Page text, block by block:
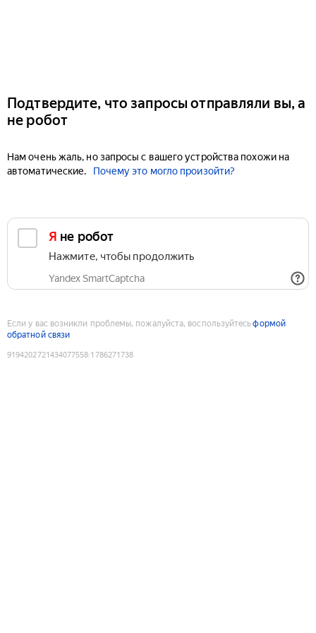
Подтвердите, что запросы отправляли вы, а
не робот
Нам очень жаль, но запросы с вашего устройства похожи на
автоматические.
Почему это могло произойти?
Я не робот
Нажмите, чтобы продолжить
Yandex SmartCaptcha
Если у вас возникли проблемы, пожалуйста, воспользуйтесьформой
обратной связи
9194202721434077558:1786271738